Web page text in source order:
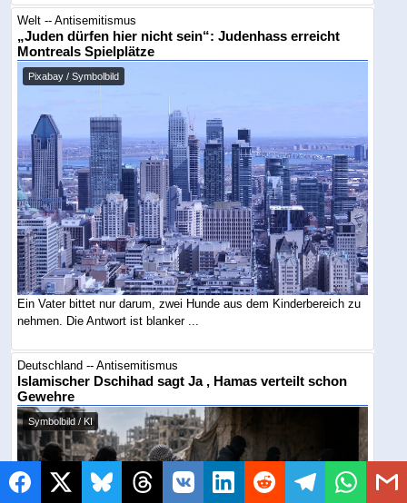
Welt -- Antisemitismus
„Juden dürfen hier nicht sein“: Judenhass erreicht
Montreals Spielplätze
Pixabay / Symbolbild
Ein Vater bittet nur darum, zwei Hunde aus dem Kinderbereich zu
nehmen. Die Antwort ist blanker ...
Deutschland -- Antisemitismus
Islamischer Dschihad sagt Ja , Hamas verteilt schon
Gewehre
Symbolbild / KI